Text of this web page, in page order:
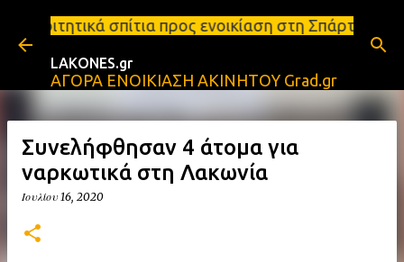
Μετάβαση στο κύριο περιεχόμενο
προς ενοικίαση στη Σπάρτη Ενοικιάσεις
LAKONES.gr
ΑΓΟΡΑ ΕΝΟΙΚΙΑΣΗ ΑΚΙΝΗΤΟΥ Grad.gr
Συνελήφθησαν 4 άτομα για
ναρκωτικά στη Λακωνία
Ιουλίου 16, 2020